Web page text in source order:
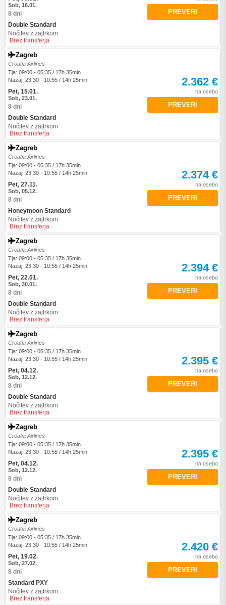
Sob, 16.01.
8 dni
Double Standard
Nočitev z zajtrkom
Brez transferja
PREVERI
Zagreb
Croatia Airlines
Tja: 09:00 - 05:35 / 17h 35min
Nazaj: 23:30 - 10:55 / 14h 25min
Pet, 15.01.
Sob, 23.01.
8 dni
Double Standard
Nočitev z zajtrkom
Brez transferja
2.362 €
na osebo
PREVERI
Zagreb
Croatia Airlines
Tja: 09:00 - 05:35 / 17h 35min
Nazaj: 23:30 - 10:55 / 14h 25min
Pet, 27.11.
Sob, 05.12.
8 dni
Honeymoon Standard
Nočitev z zajtrkom
Brez transferja
2.374 €
na osebo
PREVERI
Zagreb
Croatia Airlines
Tja: 09:00 - 05:35 / 17h 35min
Nazaj: 23:30 - 10:55 / 14h 25min
Pet, 22.01.
Sob, 30.01.
8 dni
Double Standard
Nočitev z zajtrkom
Brez transferja
2.394 €
na osebo
PREVERI
Zagreb
Croatia Airlines
Tja: 09:00 - 05:35 / 17h 35min
Nazaj: 23:30 - 10:55 / 14h 25min
Pet, 04.12.
Sob, 12.12.
8 dni
Double Standard
Nočitev z zajtrkom
Brez transferja
2.395 €
na osebo
PREVERI
Zagreb
Croatia Airlines
Tja: 09:00 - 05:35 / 17h 35min
Nazaj: 23:30 - 10:55 / 14h 25min
Pet, 04.12.
Sob, 12.12.
8 dni
Double Standard
Nočitev z zajtrkom
Brez transferja
2.395 €
na osebo
PREVERI
Zagreb
Croatia Airlines
Tja: 09:00 - 05:35 / 17h 35min
Nazaj: 23:30 - 10:55 / 14h 25min
Pet, 19.02.
Sob, 27.02.
8 dni
Standard PXY
Nočitev z zajtrkom
Brez transferja
2.420 €
na osebo
PREVERI